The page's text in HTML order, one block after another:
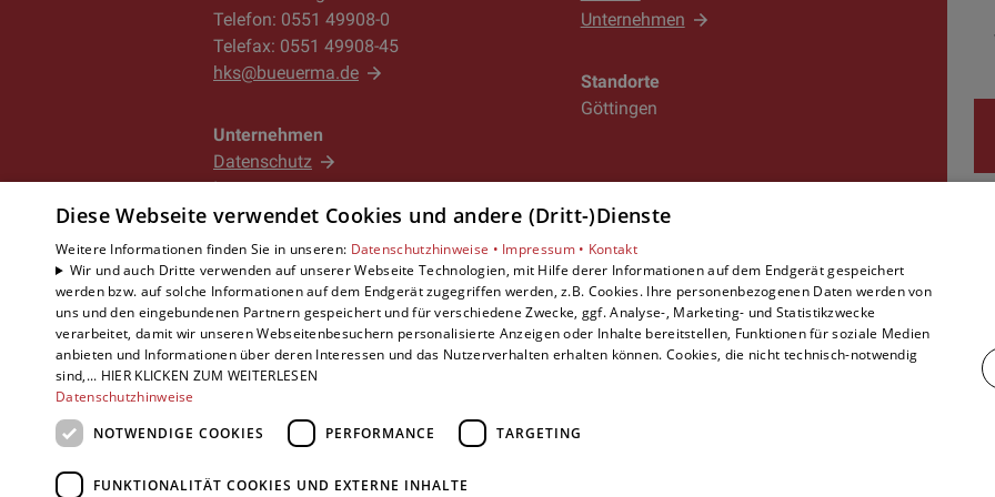
störungsfrei funktioniert.
JETZT DIE WARTUNG ANFRAGEN
Kühlmittelprüfung und -auffüllung
Der Zustand des Kühlmittels wird überprüft, und bei Bedarf erfolgt ein Austausch oder
ordnungsgemäße Kühlleistung sicherzustellen.
Überprüfung von Verschleißteilen
Weitere Komponenten wie Pumpen und Ventile werden auf Verschleiß überprüft und
ausgetauscht.
Allgemeine Funktionskontrolle
Abschließend erfolgt eine umfassende Überprüfung der gesamten Anlage, um
funktioniert und eine effiziente Kühlung gewährleistet.
Durch diese sorgfältige Wartung wird sichergestellt, dass Ihre Klimaanlage
Leistung erzielt.
arbeitet.Telefon: 0551 49908-0
Telefax: 0551 49908-45
hks@bueuerma.de
Unternehmen
Datenschutz
Impressum
Barrierefreiheitserklärung
Unternehmen
Standorte
Göttingen
Folgen Sie uns:
Diese Webseite verwendet Cookies und andere (Dritt-)Dienste
Weitere Informationen finden Sie in unseren: Datenschutzhinweise • Impressum • Kontakt
Wir und auch Dritte verwenden auf unserer Webseite Technologien, mit Hilfe derer Informationen auf dem Endgerät gespeichert
werden bzw. auf solche Informationen auf dem Endgerät zugegriffen werden, z.B. Cookies. Ihre personenbezogenen Daten werden von
uns und den eingebundenen Partnern gespeichert und für verschiedene Zwecke, ggf. Analyse-, Marketing- und Statistikzwecke
verarbeitet, damit wir unseren Webseitenbesuchern personalisierte Anzeigen oder Inhalte bereitstellen, Funktionen für soziale Medien
anbieten und Informationen über deren Interessen und das Nutzerverhalten erhalten können. Cookies, die nicht technisch-notwendig
sind,... HIER KLICKEN ZUM WEITERLESEN
Datenschutzhinweise
NOTWENDIGE COOKIES
PERFORMANCE TARGETING
FUNKTIONALITÄT COOKIES UND EXTERNE INHALTE